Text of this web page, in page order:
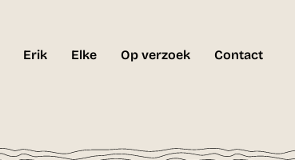
Erik Elke Op verzoek Contact